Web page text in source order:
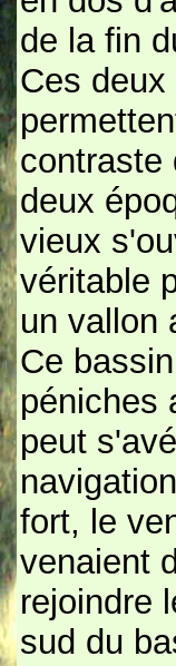
de la fin
Ces
contraste
deux
vieux
véritable
un vallon
Ce
péniches
peut
fort, le
venaient
rejoindre
sud du